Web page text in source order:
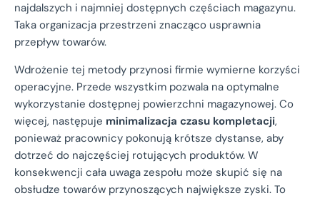
najdalszych i najmniej dostępnych częściach magazynu.
Taka organizacja przestrzeni znacząco usprawnia
przepływ towarów.
Wdrożenie tej metody przynosi firmie wymierne korzyści
operacyjne. Przede wszystkim pozwala na optymalne
wykorzystanie dostępnej powierzchni magazynowej. Co
więcej, następuje minimalizacja czasu kompletacji,
ponieważ pracownicy pokonują krótsze dystanse, aby
dotrzeć do najczęściej rotujących produktów. W
konsekwencji cała uwaga zespołu może skupić się na
obsłudze towarów przynoszących największe zyski. To